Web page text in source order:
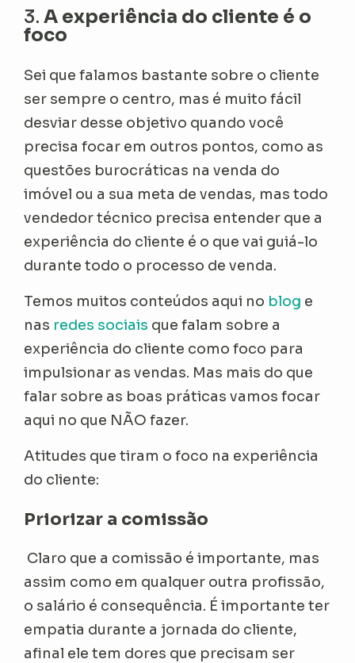
3.A experiência do cliente é o
foco
Sei que falamos bastante sobre o cliente
ser sempre o centro, mas é muito fácil
desviar desse objetivo quando você
precisa focar em outros pontos, como as
questões burocráticas na venda do
imóvel ou a sua meta de vendas, mas todo
vendedor técnico precisa entender que a
experiência do cliente é o que vai guiá-lo
durante todo o processo de venda.
Temos muitos conteúdos aqui no blog e
nas redes sociais que falam sobre a
experiência do cliente como foco para
impulsionar as vendas. Mas mais do que
falar sobre as boas práticas vamos focar
aqui no que NÃO fazer.
Atitudes que tiram o foco na experiência
do cliente:
Priorizar a comissão
Claro que a comissão é importante, mas
assim como em qualquer outra profissão,
o salário é consequência. É importante ter
empatia durante a jornada do cliente,
afinal ele tem dores que precisam ser